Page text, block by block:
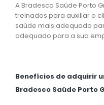
A Bradesco Saúde Porto
treinados para auxiliar o
saúde mais adequado
adequado para a sua
Benefícios de adquirir
Bradesco Saúde Porto